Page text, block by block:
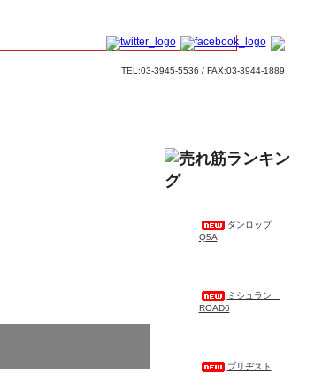
TEL:03-3945-5536 / FAX:03-3944-1889
ダンロップ
Q5A
ミシュラン
ROAD6
ブリヂスト